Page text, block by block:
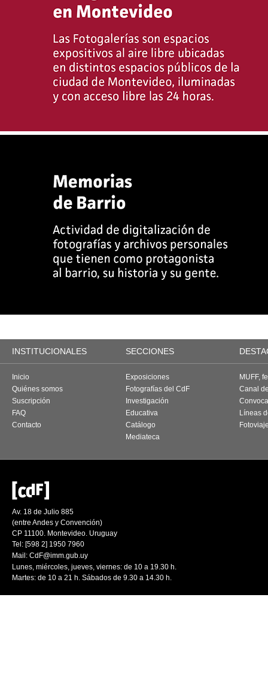
INSTITUCIONALES SECCIONES
Inicio
Quiénes somos
Suscripción
FAQ
Contacto
Exposiciones
Fotografías del CdF
Investigación
Educativa
Catálogo
Mediateca
MUFF,
Canal
Líneas
Av. 18 de Julio 885
(entre Andes y Convención)
CP 11100. Montevideo. Uruguay
Tel: [598 2] 1950 7960
Mail: CdF@imm.gub.uy
Lunes, miércoles, jueves, viernes: de 10 a 19.30 h.
Martes: de 10 a 21 h. Sábados de 9.30 a 14.30 h.